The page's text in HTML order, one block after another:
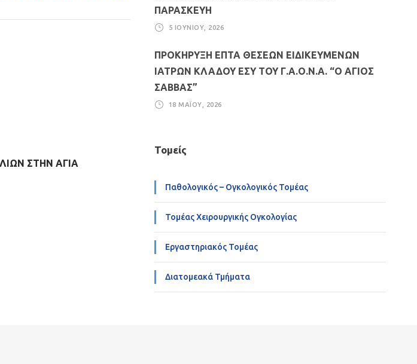
ΣΤΗΝ ΑΓΙΑ
ΠΑΡΑΣΚΕΥΗ
5 ΙΟΥΝΊΟΥ, 2026
ΠΡΟΚΗΡΥΞΗ ΕΠΤΑ ΘΕΣΕΩΝ ΕΙΔΙΚΕΥΜΕΝΩΝ
ΙΑΤΡΩΝ ΚΛΑΔΟΥ ΕΣΥ ΤΟΥ Γ.Α.Ο.Ν.Α. “Ο ΑΓΙΟΣ
ΣΑΒΒΑΣ”
18 ΜΑΪ́ΟΥ, 2026
Τομείς
Παθολογικός – Ογκολογικός Τομέας
Τομέας Χειρουργικής Ογκολογίας
Εργαστηριακός Τομέας
Διατομεακά Τμήματα